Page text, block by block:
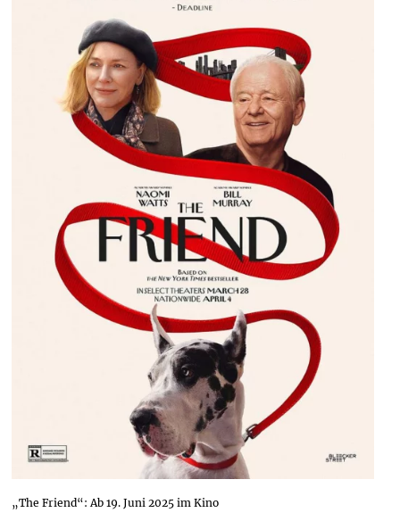
„The Friend“: Ab 19. Juni 2025 im Kino